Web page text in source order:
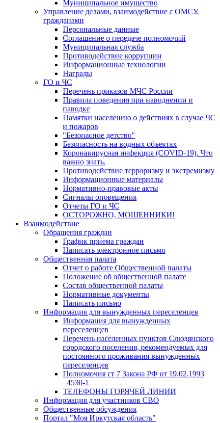
Муниципальное имущество
Управление делами, взаимодействие с ОМСУ,
гражданами
Персональные данные
Соглашение о передаче полномочий
Муниципальная служба
Противодействие коррупции
Информационные технологии
Награды
ГО и ЧС
Перечень приказов МЧС России
Правила поведения при наводнении и
паводке
Памятки населению о действиях в случае ЧС
и пожаров
"Безопасное детство"
Безопасность на водных объектах
Коронавирусная инфекция (COVID-19). Что
важно знать.
Противодействие терроризму и экстремизму
Информационные материалы
Нормативно-правовые акты
Сигналы оповещения
Отчеты ГО и ЧС
ОСТОРОЖНО, МОШЕННИКИ!
Взаимодействие
Обращения граждан
График приема граждан
Написать электронное письмо
Общественная палата
Отчет о работе Общественной палаты
Положение об общественной палате
Состав общественной палаты
Нормативные документы
Написать письмо
Информация для вынужденных переселенцев
Информация для вынужденных
переселенцев
Перечень населенных пунктов Слюдянского
городского поселения, рекомендуемых для
постоянного проживания вынужденных
переселенцев
Полномочия ст 7 Закона РФ от 19.02.1993
_4530-1
ТЕЛЕФОНЫ ГОРЯЧЕЙ ЛИНИИ
Информация для участников СВО
Общественные обсуждения
Портал "Моя Иркутская область"